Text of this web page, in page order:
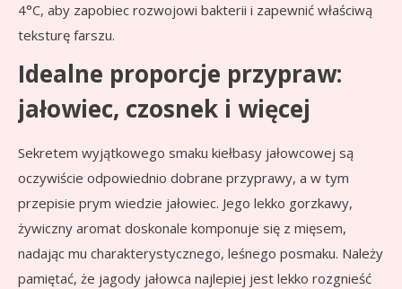
4°C, aby zapobiec rozwojowi bakterii i zapewnić właściwą
teksturę farszu.
Idealne proporcje przypraw:
jałowiec, czosnek i więcej
Sekretem wyjątkowego smaku kiełbasy jałowcowej są
oczywiście odpowiednio dobrane przyprawy, a w tym
przepisie prym wiedzie jałowiec. Jego lekko gorzkawy,
żywiczny aromat doskonale komponuje się z mięsem,
nadając mu charakterystycznego, leśnego posmaku. Należy
pamiętać, że jagody jałowca najlepiej jest lekko rozgnieść